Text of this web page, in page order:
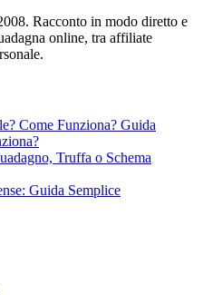
Racconto in modo diretto e
online, tra affiliate
Come Funziona? Guida
Truffa o Schema
Guida Semplice